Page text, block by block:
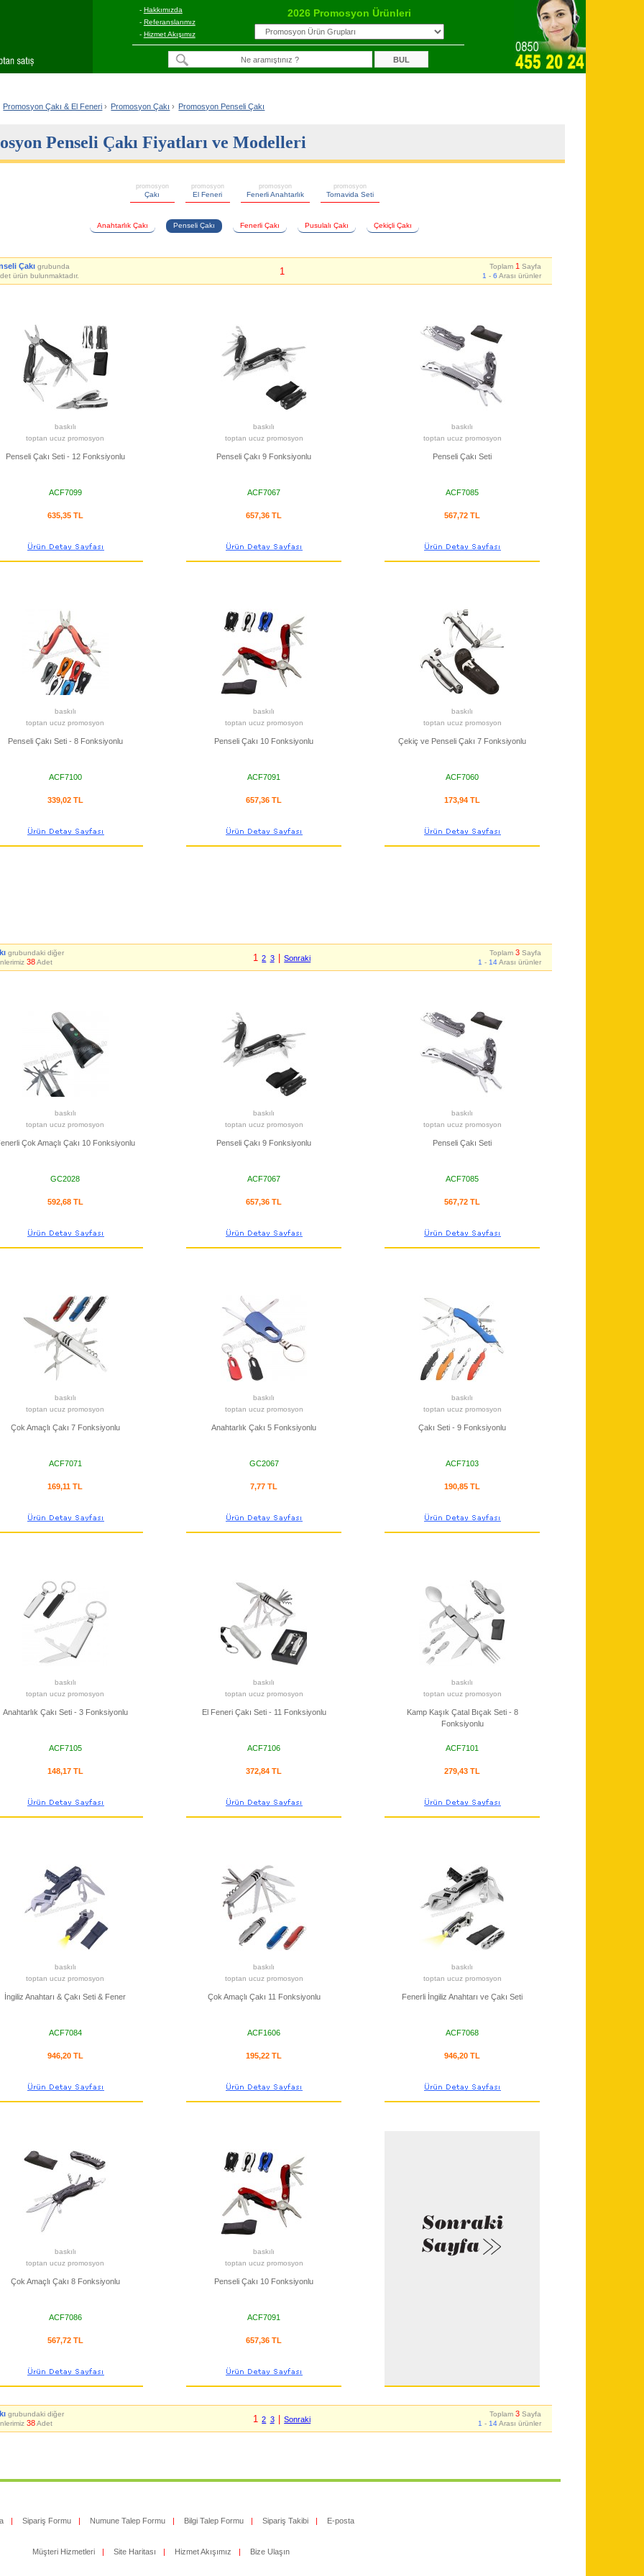
- Hakkımızda
- Referanslarımız
- Hizmet Akışımız
2026 Promosyon Ürünleri
Promosyon Çakı & El Feneri › Promosyon Çakı › Promosyon Penseli Çakı
Penseli Çakı Fiyatları ve Modelleri
promosyon
Çakı
promosyon
El Feneri
promosyon
Fenerli Anahtarlık
promosyon
Tornavida Seti
Anahtarlık Çakı Penseli Çakı Fenerli Çakı Pusulalı Çakı Çekiçli Çakı
Çakıgrubunda
ürün bulunmaktadır.
1 Toplam 1 Sayfa
1 -6 Arası ürünler
baskılı
toptan ucuz promosyon
Penseli Çakı Seti - 12 Fonksiyonlu
ACF7099
635,35 TL
baskılı
toptan ucuz promosyon
Penseli Çakı 9 Fonksiyonlu
ACF7067
657,36 TL
baskılı
toptan ucuz promosyon
Penseli Çakı Seti
ACF7085
567,72 TL
baskılı
toptan ucuz promosyon
Penseli Çakı Seti - 8 Fonksiyonlu
ACF7100
339,02 TL
baskılı
toptan ucuz promosyon
Penseli Çakı 10 Fonksiyonlu
ACF7091
657,36 TL
baskılı
toptan ucuz promosyon
Çekiç ve Penseli Çakı 7 Fonksiyonlu
ACF7060
173,94 TL
grubundaki diğer
38Adet 12 3|Sonraki
Toplam3 Sayfa
1 - 14Arası ürünler
baskılı
toptan ucuz promosyon
Çok Amaçlı Çakı 10 Fonksiyonlu
GC2028
592,68 TL
baskılı
toptan ucuz promosyon
Penseli Çakı 9 Fonksiyonlu
ACF7067
657,36 TL
baskılı
toptan ucuz promosyon
Penseli Çakı Seti
ACF7085
567,72 TL
baskılı
toptan ucuz promosyon
Çok Amaçlı Çakı 7 Fonksiyonlu
ACF7071
169,11 TL
baskılı
toptan ucuz promosyon
Anahtarlık Çakı 5 Fonksiyonlu
GC2067
7,77 TL
baskılı
toptan ucuz promosyon
Çakı Seti - 9 Fonksiyonlu
ACF7103
190,85 TL
baskılı
toptan ucuz promosyon
Anahtarlık Çakı Seti - 3 Fonksiyonlu
ACF7105
148,17 TL
baskılı
toptan ucuz promosyon
El Feneri Çakı Seti - 11 Fonksiyonlu
ACF7106
372,84 TL
baskılı
toptan ucuz promosyon
Kamp Kaşık Çatal Bıçak Seti - 8
Fonksiyonlu
ACF7101
279,43 TL
baskılı
toptan ucuz promosyon
İngiliz Anahtarı & Çakı Seti & Fener
ACF7084
946,20 TL
baskılı
toptan ucuz promosyon
Çok Amaçlı Çakı 11 Fonksiyonlu
ACF1606
195,22 TL
baskılı
toptan ucuz promosyon
Fenerli İngiliz Anahtarı ve Çakı Seti
ACF7068
946,20 TL
baskılı
toptan ucuz promosyon
Çok Amaçlı Çakı 8 Fonksiyonlu
ACF7086
567,72 TL
baskılı
toptan ucuz promosyon
Penseli Çakı 10 Fonksiyonlu
ACF7091
657,36 TL
grubundaki diğer
38Adet 12 3|Sonraki
Toplam3 Sayfa
1 - 14Arası ürünler
| Sipariş Formu | Numune Talep Formu | Bilgi Talep Formu | Sipariş Takibi | E-posta
Müşteri Hizmetleri | Site Haritası | Hizmet Akışımız | Bize Ulaşın